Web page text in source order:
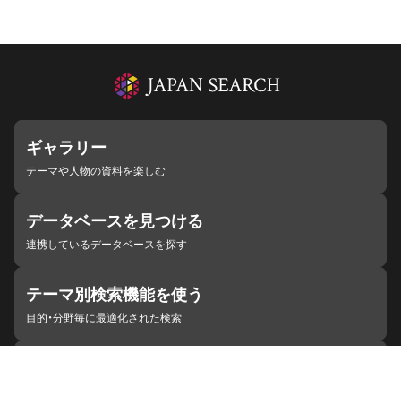
ギャラリー
テーマや人物の資料を楽しむ
データベースを見つける
連携しているデータベースを探す
テーマ別検索機能を使う
目的・分野毎に最適化された検索